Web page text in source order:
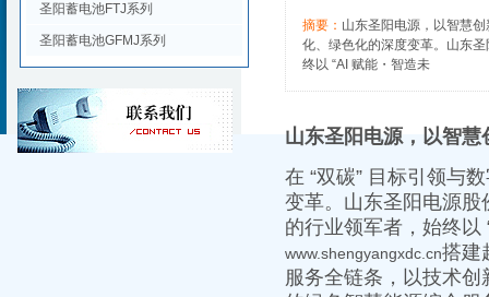
圣阳蓄电池FTJ系列
圣阳蓄电池GFMJ系列
摘要： 山东圣阳电源，以智慧
化、绿色化的深度变革。山东
终以 “AI 赋能・智造未
山东圣阳电源，以智
在 “双碳” 目标引领与
变革。山东圣阳电源
的行业领军者，始终以
www.shengyangxdc.cn搭建
服务全链条，以技术